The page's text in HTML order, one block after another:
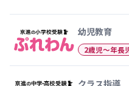
幼児教育
2歳児〜年長